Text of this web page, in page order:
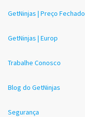
GetNinjas | Preço Fechado
GetNinjas | Europ
Trabalhe Conosco
Blog do GetNinjas
Segurança